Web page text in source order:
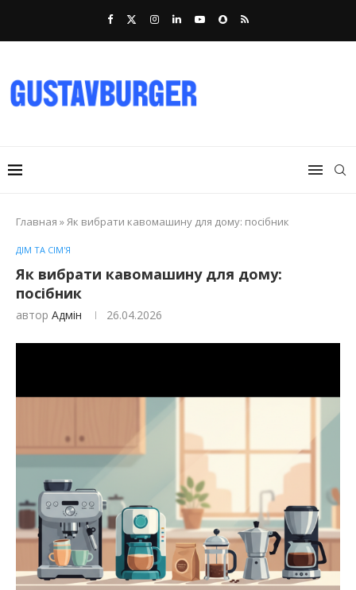
Главная »Як вибрати кавомашину для дому: посібник
ДІМ ТА СІМ'Я
Як вибрати кавомашину для дому:
посібник
автор Адмін 26.04.2026